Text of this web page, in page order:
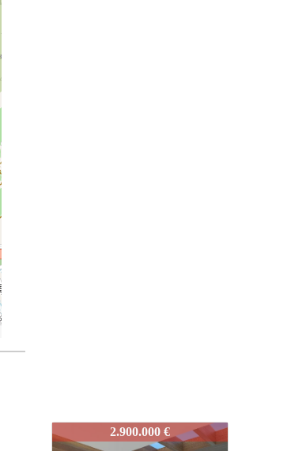
IDEPRRO15.100.000 €